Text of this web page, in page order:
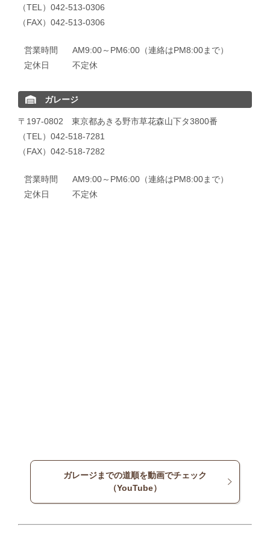
（TEL）042-513-0306
（FAX）042-513-0306
営業時間
AM9:00～PM6:00（連絡はPM8:00まで）
定休日
不定休
ガレージ
〒197-0802 東京都あきる野市草花森山下タ3800番
（TEL）042-518-7281
（FAX）042-518-7282
営業時間
AM9:00～PM6:00（連絡はPM8:00まで）
定休日
不定休
ガレージまでの道順を動画でチェック
（YouTube）